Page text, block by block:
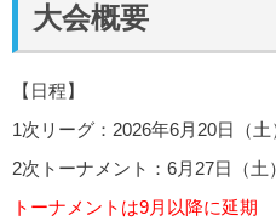
大会概要
【日程】
1次リーグ：2026年6月20日（土
2次トーナメント：6月27日（土
トーナメントは9月以降に延期